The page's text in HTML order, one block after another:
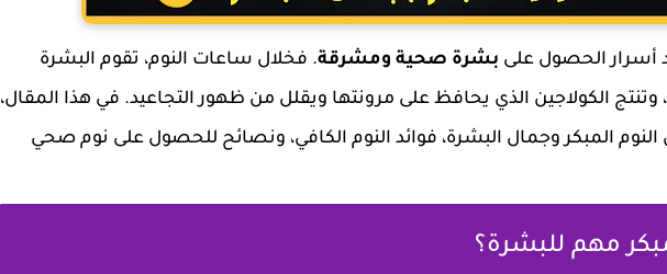
أسرار الحصول على بشرة صحية ومشرقة. فخلال ساعات النوم، تقوم البشرة
وتنتج الكولاجين الذي يحافظ على مرونتها ويقلل من ظهور التجاعيد. في هذا المقال،
المبكر وجمال البشرة، فوائد النوم الكافي، ونصائح للحصول على نوم صحي
مهم للبشرة؟